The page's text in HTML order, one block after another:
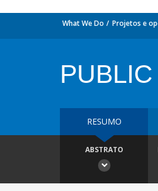
What We Do Projetos e
RESUMO
ABSTRATO